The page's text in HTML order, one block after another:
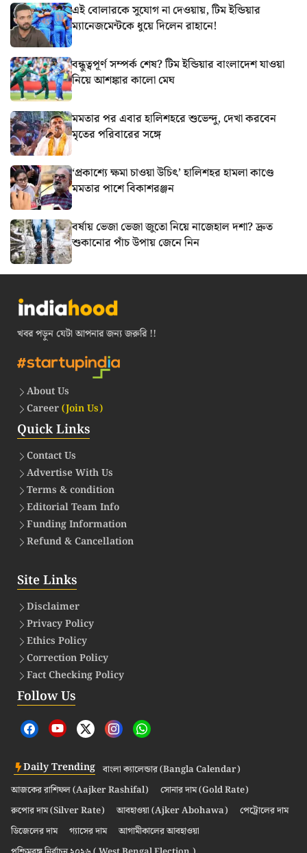
এই বোলারকে সুযোগ না দেওয়ায়, টিম ইন্ডিয়ার
ম্যানেজমেন্টকে ধুয়ে দিলেন রাহানে!
বন্ধুত্বপূর্ণ সম্পর্ক শেষ? টিম ইন্ডিয়ার বাংলাদেশ যাওয়া
নিয়ে আশঙ্কার কালো মেঘ
মমতার পর এবার হালিশহরে শুভেন্দু, দেখা করবেন
মৃতের পরিবারের সঙ্গে
‘প্রকাশ্যে ক্ষমা চাওয়া উচিৎ’ হালিশহর হামলা কাণ্ডে
মমতার পাশে বিকাশরঞ্জন
বর্ষায় ভেজা ভেজা জুতো নিয়ে নাজেহাল দশা? দ্রুত
শুকানোর পাঁচ উপায় জেনে নিন
খবর পড়ুন যেটা আপনার জন্য জরুরি !!
About Us
Career(Join Us)
Quick Links
Contact Us
Advertise With Us
Terms & condition
Editorial Team Info
Funding Information
Refund & Cancellation
Site Links
Disclaimer
Privacy Policy
Ethics Policy
Correction Policy
Fact Checking Policy
Follow Us
Daily Trending বাংলা ক্যালেন্ডার (Bangla Calendar)
আজকের রাশিফল (Aajker Rashifal)
সোনার দাম (Gold Rate)
রুপোর দাম (Silver Rate)
আবহাওয়া (Ajker Abohawa)
পেট্রোলের দাম
ডিজেলের দাম
গ্যাসের দাম
আগামীকালের আবহাওয়া